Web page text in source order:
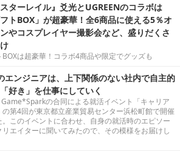
スターレイル』爻光とUGREENのコラボは
フトBOX」が超豪華！全6商品に使える5％オ
やコスプレイヤー撮影会など、盛りだくさ
は超豪華！コラボ4商品や限定でグッズも
ンジニアは、上下関係のない社内で自主的
好き」を仕事にしていく
の合同による就活イベント「キャリア
の第4回が東京都立産業貿易センター浜松町館で開催
。このイベントに合わせ、自身の就活時のエピソー
リエイターに聞いてみたので、その模様をお届けし